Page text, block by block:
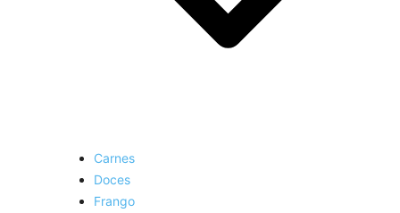
Carnes
Doces
Frango